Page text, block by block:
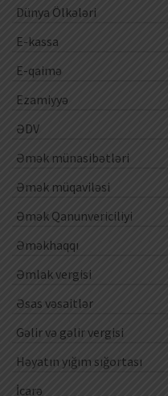
Dünya Ölkələri
E-kassa
E-qaimə
Ezamiyyə
ƏDV
Əmək münasibətləri
Əmək müqaviləsi
Əmək Qanunvericiliyi
Əməkhaqqı
Əmlak vergisi
Əsas vəsaitlər
Gəlir və gəlir vergisi
Həyatın yığım sığortası
İcarə